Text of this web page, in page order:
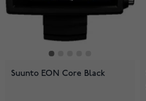
Suunto EON Core Black